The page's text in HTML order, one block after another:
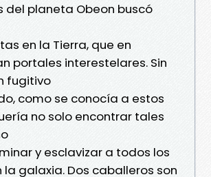
del planeta Obeon buscó
en la Tierra, que en
portales interestelares. Sin
fugitivo
como se conocía a estos
no solo encontrar tales
y esclavizar a todos los
la galaxia. Dos caballeros son